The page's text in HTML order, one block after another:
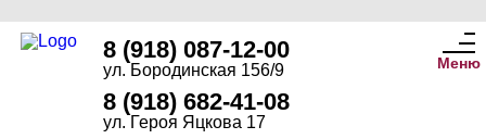
8 (918) 087-12-00
ул. Бородинская 156/9
8 (918) 682-41-08
ул. Героя Яцкова 17
Меню